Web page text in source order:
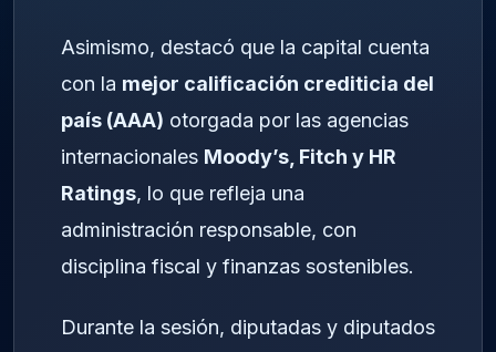
Asimismo, destacó que la capital cuenta
con la mejor calificación crediticia del
país (AAA) otorgada por las agencias
internacionales Moody’s, Fitch y HR
Ratings, lo que refleja una
administración responsable, con
disciplina fiscal y finanzas sostenibles.
Durante la sesión, diputadas y diputados